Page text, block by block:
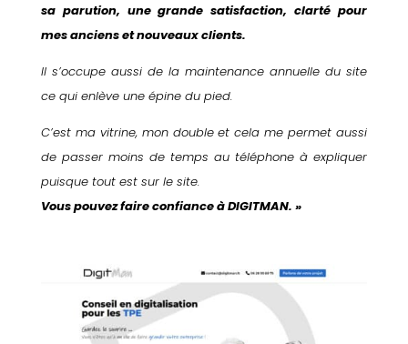
sa parution, une grande satisfaction, clarté pour
mes anciens et nouveaux clients.
Il s’occupe aussi de la maintenance annuelle du site
ce qui enlève une épine du pied.
C’est ma vitrine, mon double et cela me permet aussi
de passer moins de temps au téléphone à expliquer
puisque tout est sur le site.
Vous pouvez faire confiance à DIGITMAN. »